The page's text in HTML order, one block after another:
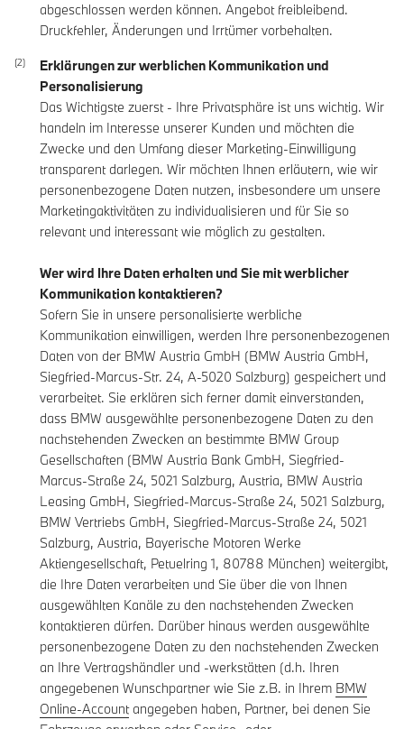
abgeschlossen werden können. Angebot freibleibend.
Druckfehler, Änderungen und Irrtümer vorbehalten.
Erklärungen zur werblichen Kommunikation und
Personalisierung
Das Wichtigste zuerst - Ihre Privatsphäre ist uns wichtig. Wir
handeln im Interesse unserer Kunden und möchten die
Zwecke und den Umfang dieser Marketing-Einwilligung
transparent darlegen. Wir möchten Ihnen erläutern, wie wir
personenbezogene Daten nutzen, insbesondere um unsere
Marketingaktivitäten zu individualisieren und für Sie so
relevant und interessant wie möglich zu gestalten.
Wer wird Ihre Daten erhalten und Sie mit werblicher
Kommunikation kontaktieren?
Sofern Sie in unsere personalisierte werbliche
Kommunikation einwilligen, werden Ihre personenbezogenen
Daten von der BMW Austria GmbH (BMW Austria GmbH,
Siegfried-Marcus-Str. 24, A-5020 Salzburg) gespeichert und
verarbeitet. Sie erklären sich ferner damit einverstanden,
dass BMW ausgewählte personenbezogene Daten zu den
nachstehenden Zwecken an bestimmte BMW Group
Gesellschaften (BMW Austria Bank GmbH, Siegfried-
Marcus-Straße 24, 5021 Salzburg, Austria, BMW Austria
Leasing GmbH, Siegfried-Marcus-Straße 24, 5021 Salzburg,
BMW Vertriebs GmbH, Siegfried-Marcus-Straße 24, 5021
Salzburg, Austria, Bayerische Motoren Werke
Aktiengesellschaft, Petuelring 1, 80788 München) weitergibt,
die Ihre Daten verarbeiten und Sie über die von Ihnen
ausgewählten Kanäle zu den nachstehenden Zwecken
kontaktieren dürfen. Darüber hinaus werden ausgewählte
personenbezogene Daten zu den nachstehenden Zwecken
an Ihre Vertragshändler und -werkstätten (d.h. Ihren
angegebenen Wunschpartner wie Sie z.B. in Ihrem BMW
Online-Accountangegeben haben, Partner, bei denen Sie